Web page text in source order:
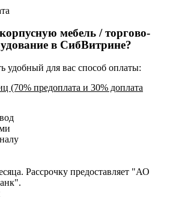
мебель / торгово-
в СибВитрине?
удобный для вас способ оплаты:
(70% предоплата и 30% доплата
Рассрочку предоставляет "АО